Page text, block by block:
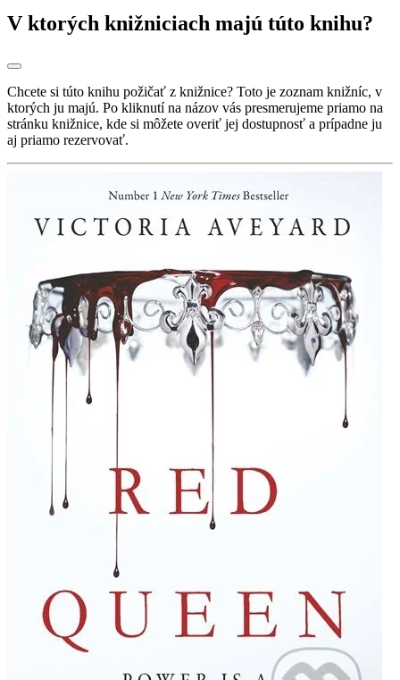
V ktorých knižniciach majú túto knihu?
Chcete si túto knihu požičať z knižnice? Toto je zoznam knižníc, v
ktorých ju majú. Po kliknutí na názov vás presmerujeme priamo na
stránku knižnice, kde si môžete overiť jej dostupnosť a prípadne ju
aj priamo rezervovať.